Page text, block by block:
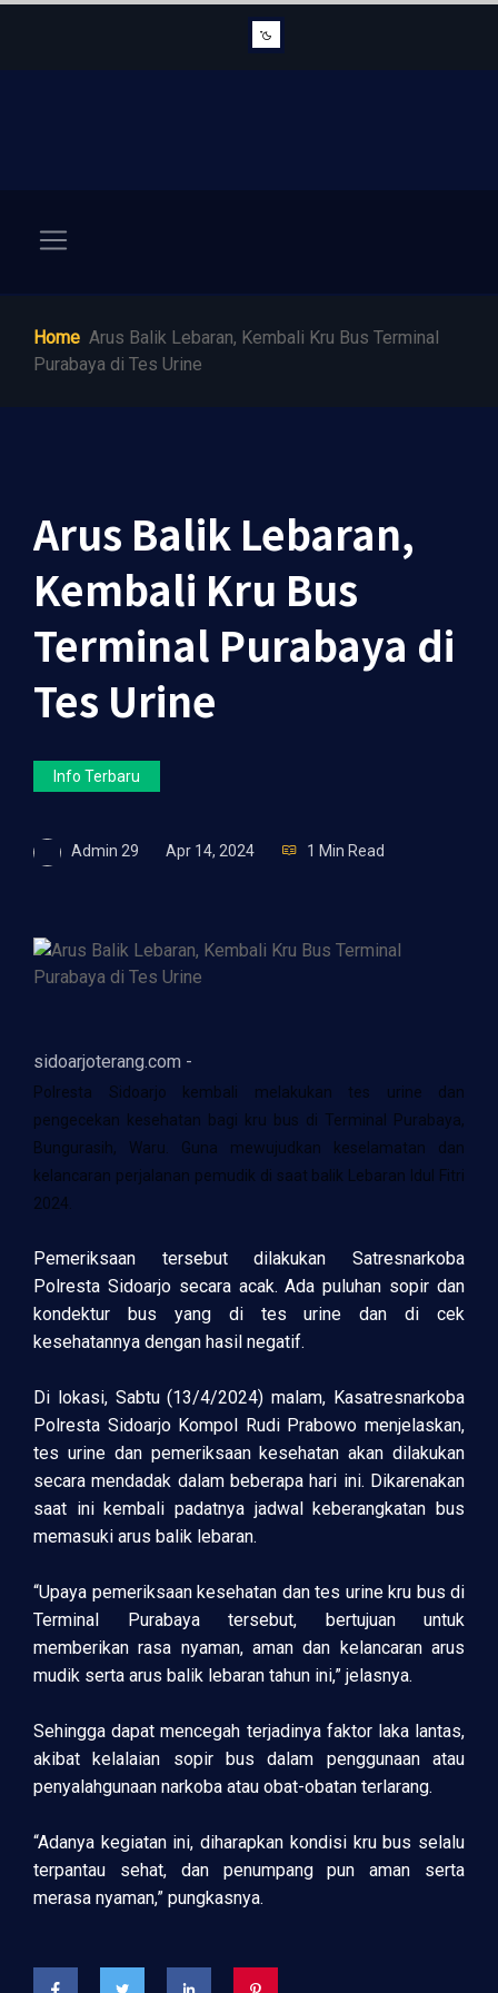
Home Arus Balik Lebaran, Kembali Kru Bus Terminal
Purabaya di Tes Urine
Arus Balik Lebaran,
Kembali Kru Bus
Terminal Purabaya di
Tes Urine
Info Terbaru
Admin 29 Apr 14, 2024 1 Min Read
sidoarjoterang.com -
Polresta Sidoarjo kembali melakukan tes urine dan
pengecekan kesehatan bagi kru bus di Terminal Purabaya,
Bungurasih, Waru. Guna mewujudkan keselamatan dan
kelancaran perjalanan pemudik di saat balik Lebaran Idul Fitri
2024.
Pemeriksaan tersebut dilakukan Satresnarkoba
Polresta Sidoarjo secara acak. Ada puluhan sopir dan
kondektur bus yang di tes urine dan di cek
kesehatannya dengan hasil negatif.
Di lokasi, Sabtu (13/4/2024) malam, Kasatresnarkoba
Polresta Sidoarjo Kompol Rudi Prabowo menjelaskan,
tes urine dan pemeriksaan kesehatan akan dilakukan
secara mendadak dalam beberapa hari ini. Dikarenakan
saat ini kembali padatnya jadwal keberangkatan bus
memasuki arus balik lebaran.
“Upaya pemeriksaan kesehatan dan tes urine kru bus di
Terminal Purabaya tersebut, bertujuan untuk
memberikan rasa nyaman, aman dan kelancaran arus
mudik serta arus balik lebaran tahun ini,” jelasnya.
Sehingga dapat mencegah terjadinya faktor laka lantas,
akibat kelalaian sopir bus dalam penggunaan atau
penyalahgunaan narkoba atau obat-obatan terlarang.
“Adanya kegiatan ini, diharapkan kondisi kru bus selalu
terpantau sehat, dan penumpang pun aman serta
merasa nyaman,” pungkasnya.